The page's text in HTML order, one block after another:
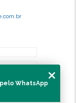
WhatsApp